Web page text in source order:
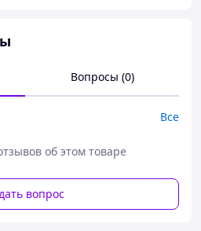
обеспечивает стойкость
оттенков. Размерный ряд:
Вопросы (0)
Все
об этом товаре
вопрос